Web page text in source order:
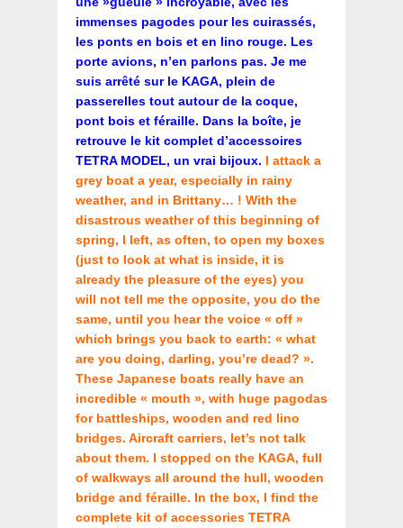
immenses pagodes pour les cuirassés,
les ponts en bois et en lino rouge. Les
porte avions, n’en parlons pas. Je me
suis arrêté sur le KAGA, plein de
passerelles tout autour de la coque,
pont bois et féraille. Dans la boîte, je
retrouve le kit complet d’accessoires
TETRA MODEL, un vrai bijoux. I attack a
grey boat a year, especially in rainy
weather, and in Brittany… ! With the
disastrous weather of this beginning of
spring, I left, as often, to open my boxes
(just to look at what is inside, it is
already the pleasure of the eyes) you
will not tell me the opposite, you do the
same, until you hear the voice « off »
which brings you back to earth: « what
are you doing, darling, you’re dead? ».
These Japanese boats really have an
incredible « mouth », with huge pagodas
for battleships, wooden and red lino
bridges. Aircraft carriers, let’s not talk
about them. I stopped on the KAGA, full
of walkways all around the hull, wooden
bridge and féraille. In the box, I find the
complete kit of accessories TETRA